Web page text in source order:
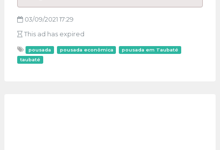
03/09/2021 17:29
This ad has expired
pousada pousada econômica
pousada em Taubaté
taubaté